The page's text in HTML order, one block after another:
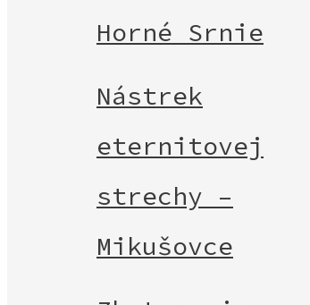
Horné Srnie
Nástrek
eternitovej
strechy –
Mikušovce